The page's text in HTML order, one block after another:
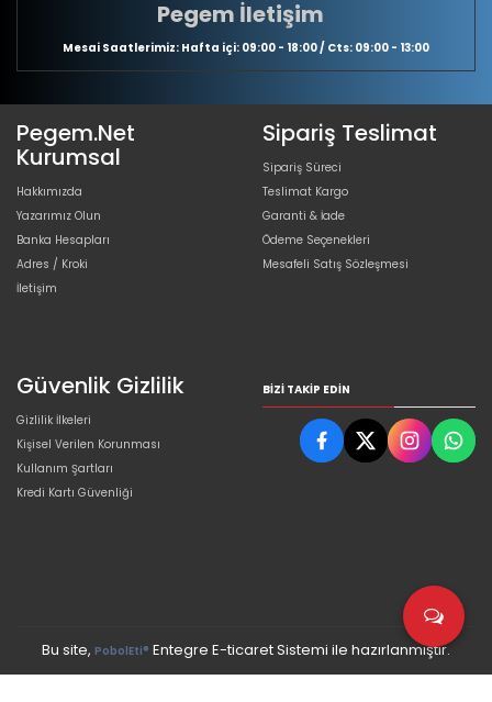
Pegem İletişim
Mesai Saatlerimiz: Hafta içi: 09:00 - 18:00 / Cts: 09:00 - 13:00
Pegem.Net
Kurumsal
Hakkımızda
Yazarımız Olun
Banka Hesapları
Adres / Kroki
İletişim
Sipariş Teslimat
Sipariş Süreci
Teslimat Kargo
Garanti & İade
Ödeme Seçenekleri
Mesafeli Satış Sözleşmesi
Güvenlik Gizlilik
Gizlilik İlkeleri
Kişisel Verilen Korunması
Kullanım Şartları
Kredi Kartı Güvenliği
BIZI TAKIP EDIN
Bu site, PobolEti® Entegre E-ticaret Sistemi ile hazırlanmıştır.